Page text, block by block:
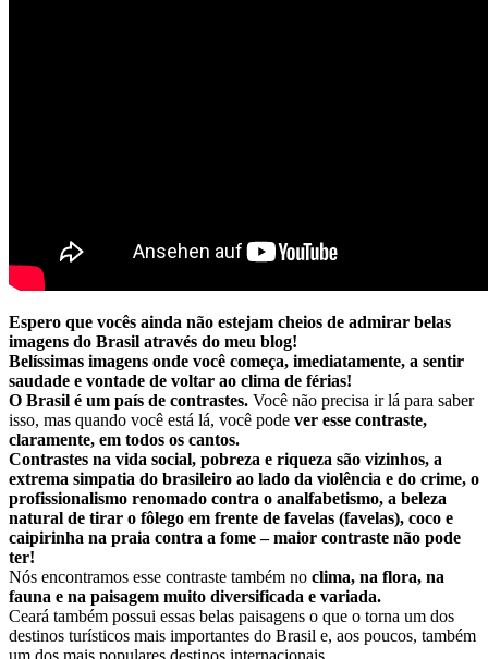
Espero que vocês ainda não estejam cheios de admirar belas
imagens do Brasil através do meu blog!
Belíssimas imagens onde você começa, imediatamente, a sentir
saudade e vontade de voltar ao clima de férias!
O Brasil é um país de contrastes. Você não precisa ir lá para saber
isso, mas quando você está lá, você pode ver esse contraste,
claramente, em todos os cantos.
Contrastes na vida social, pobreza e riqueza são vizinhos, a
extrema simpatia do brasileiro ao lado da violência e do crime, o
profissionalismo renomado contra o analfabetismo, a beleza
natural de tirar o fôlego em frente de favelas (favelas), coco e
caipirinha na praia contra a fome – maior contraste não pode
ter!
Nós encontramos esse contraste também no clima, na flora, na
fauna e na paisagem muito diversificada e variada.
Ceará também possui essas belas paisagens o que o torna um dos
destinos turísticos mais importantes do Brasil e, aos poucos, também
um dos mais populares destinos internacionais.